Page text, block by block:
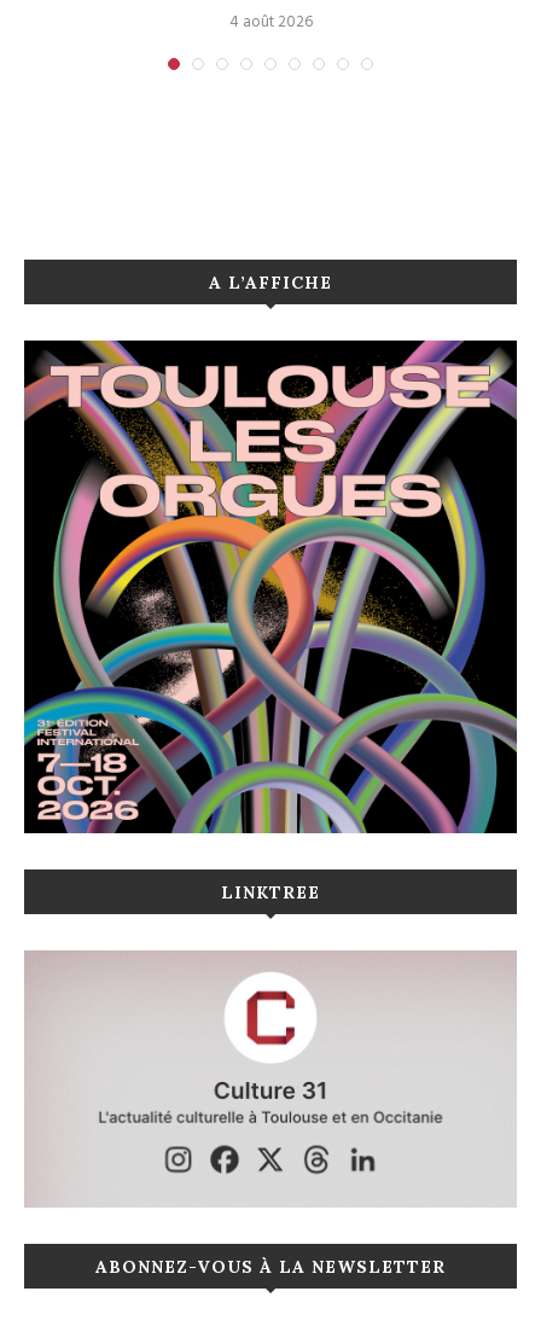
4 août 2026
A L’AFFICHE
LINKTREE
ABONNEZ-VOUS À LA NEWSLETTER